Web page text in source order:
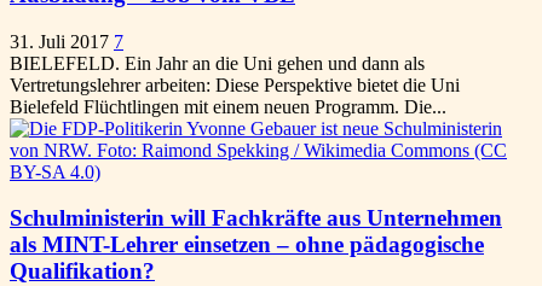
31. Juli 2017 7
BIELEFELD. Ein Jahr an die Uni gehen und dann als
Vertretungslehrer arbeiten: Diese Perspektive bietet die Uni
Bielefeld Flüchtlingen mit einem neuen Programm. Die...
Schulministerin will Fachkräfte aus Unternehmen
als MINT-Lehrer einsetzen – ohne pädagogische
Qualifikation?